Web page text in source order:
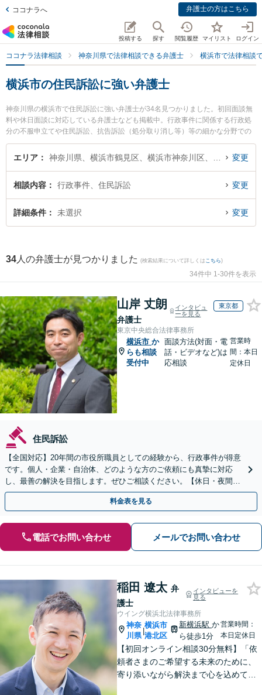
ココナラへ 弁護士の方はこちら
投稿する 探す 閲覧履歴 マイリスト ログイン
ココナラ法律相談 神奈川県で法律相談できる弁護士 横浜市で法律相談
横浜市の住民訴訟に強い弁護士
神奈川県の横浜市で住民訴訟に強い弁護士が34名見つかりました。初回面談無
料や休日面談に対応している弁護士なども掲載中。行政事件に関係する行政処
分の不服申立てや住民訴訟、抗告訴訟（処分取り消し等）等の細かな分野での
絞り込み検索もでき便利です。特にウイング横浜北法律事務所の稲田 遼太弁護
士や安永法律事務所の安永 一平弁護士、神奈川港北法律事務所の黒田 清彰弁護
『住民訴訟のトラブル解決の実績豊富な近くの弁護士を検索したい』『初回相
談無料で住民訴訟を法律相談できる横浜市内の弁護士に相談予約したい』など
でお困りの相談者さんにおすすめです。
エリア 変更
相談内容 行政事件、住民訴訟 変更
詳細条件 未選択 変更
34 人の弁護士が見つかりました (検索結果について詳しくは こちら)
34件中 1-30件を表示
山岸 丈朗
弁護士
インタビュ
ーを見る
東京都
東京中央総合法律事務所
横浜市 か
らも相談
受付中
面談方法(対面・電
話・ビデオなど)は
応相談
営業時
間：本日
定休日
住民訴訟
【全国対応】20年間の市役所職員としての経験から、行政事件が得意
です。個人・企業・自治体、どのような方のご依頼にも真摯に対応
し、最善の解決を目指します。ぜひご相談ください。【休日・夜間相
談可】【ビデオ面談可】【銀座駅1分】
料金表を見る
電話でお問い合わせ メールでお問い合わせ
稲田 遼太 弁
護士
インタビューを
見る
ウイング横浜北法律事務所
神奈
川県
|
横浜市
港北区
新横浜駅か
ら徒歩1分
営業時間：
本日定休日
【初回オンライン相談30分無料】「依
頼者さまのご希望する未来のために、
寄り添いながら解決まで心を込めて対